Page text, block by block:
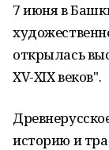
7 июня в
открылась
XV-XIX веков".
историю и